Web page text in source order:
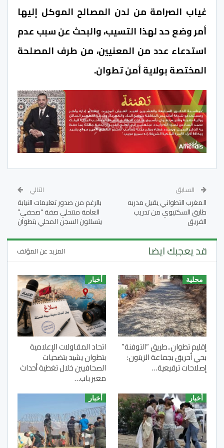
غياب الصرامة من لدن المصالح الموكل إليها
أمر وضع حد لهذا التسيب، والبحث عن سبب عدم
استدعاء عدد من المعنيين، من طرف المصلحة
المختصة بولاية أمن تطوان.
السابق
المغرب التطواني يقيل مدربه
طارق السكتيوي من تدريب
الفريق
التالي
بالرغم من صدور تعليمات النيابة
العامة منتحلي صفة “صحفي”
يتسللون السجن المحلي بتطوان
قد يعجبك ايضا المزيد عن المؤلف
محلية
إقليم تطوان..طريق “التوفنة”
بحي أحريق بجماعة الزيتون:
إصلاحات ترقيعية…
أخبار
اتحاد المقاولات الإعلامية
بتطوان يشيد بتضحيات
الصحافيين خلال تغطية أحداث
معبر باب…
أخبار أخبار